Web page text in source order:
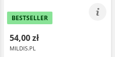
BESTSELLER
54,00 zł
MILDIS.PL